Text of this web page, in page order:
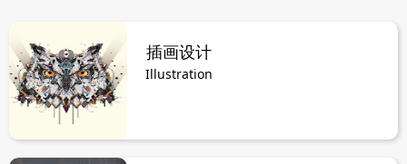
插画设计
Illustration